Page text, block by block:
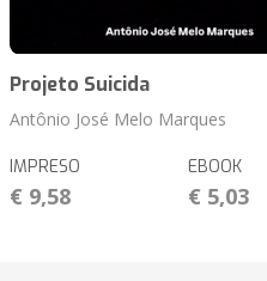
Projeto Suicida
Antônio José Melo Marques
IMPRESO
€ 9,58
EBOOK
€ 5,03